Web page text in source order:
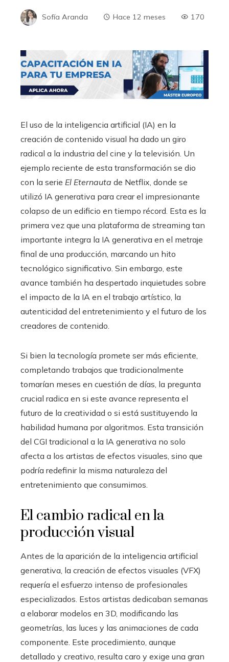
Sofía Aranda Hace 12 meses 170
El uso de la inteligencia artificial (IA) en la
creación de contenido visual ha dado un giro
radical a la industria del cine y la televisión. Un
ejemplo reciente de esta transformación se dio
con la serie El Eternauta de Netflix, donde se
utilizó IA generativa para crear el impresionante
colapso de un edificio en tiempo récord. Esta es la
primera vez que una plataforma de streaming tan
importante integra la IA generativa en el metraje
final de una producción, marcando un hito
tecnológico significativo. Sin embargo, este
avance también ha despertado inquietudes sobre
el impacto de la IA en el trabajo artístico, la
autenticidad del entretenimiento y el futuro de los
creadores de contenido.
Si bien la tecnología promete ser más eficiente,
completando trabajos que tradicionalmente
tomarían meses en cuestión de días, la pregunta
crucial radica en si este avance representa el
futuro de la creatividad o si está sustituyendo la
habilidad humana por algoritmos. Esta transición
del CGI tradicional a la IA generativa no solo
afecta a los artistas de efectos visuales, sino que
podría redefinir la misma naturaleza del
entretenimiento que consumimos.
El cambio radical en la
producción visual
Antes de la aparición de la inteligencia artificial
generativa, la creación de efectos visuales (VFX)
requería el esfuerzo intenso de profesionales
especializados. Estos artistas dedicaban semanas
a elaborar modelos en 3D, modificando las
geometrías, las luces y las animaciones de cada
componente. Este procedimiento, aunque
detallado y creativo, resulta caro y exige una gran